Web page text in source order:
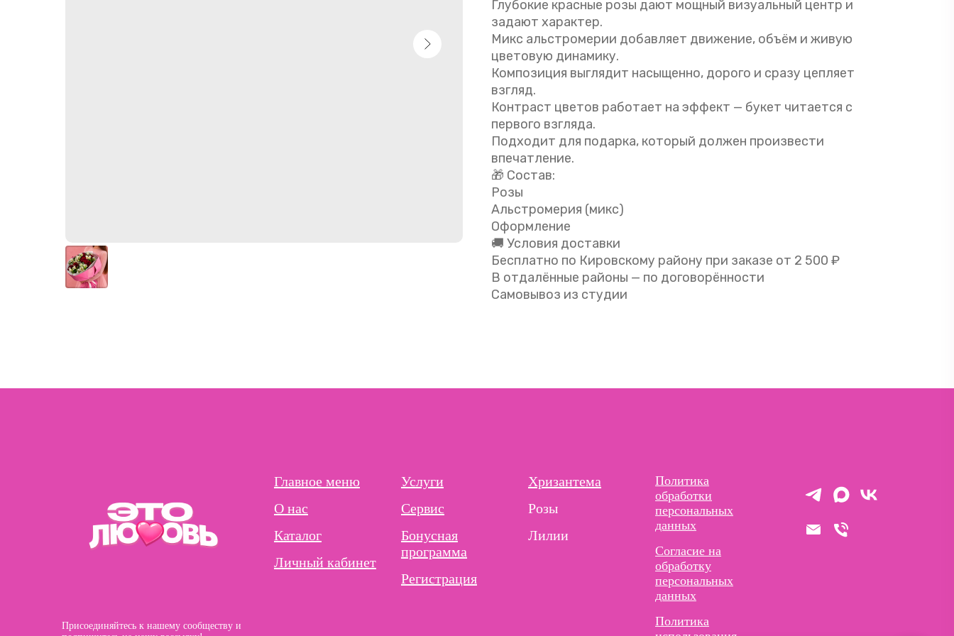
Глубокие красные розы дают мощный визуальный центр и
задают характер.
Микс альстромерии добавляет движение, объём и живую
цветовую динамику.
Композиция выглядит насыщенно, дорого и сразу цепляет
взгляд.
Контраст цветов работает на эффект — букет читается с
первого взгляда.
Подходит для подарка, который должен произвести
впечатление.
🎁 Состав:
Розы
Альстромерия (микс)
Оформление
🚚 Условия доставки
Бесплатно по Кировскому району при заказе от 2 500 ₽
В отдалённые районы — по договорённости
Самовывоз из студии
Присоединяйтесь к нашему сообществу и
Главное меню
О нас
Каталог
Личный кабинет
Услуги
Сервис
Бонусная
программа
Регистрация
Хризантема
Розы
Лилии
Политика
обработки
персональных
данных
Согласие на
обработку
персональных
данных
Политика